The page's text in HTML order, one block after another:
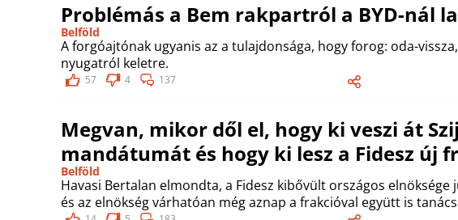
Problémás a Bem rakpartról a BYD-nál
Belföld
A forgóajtónak ugyanis az a tulajdonsága, hogy forog: oda-
nyugatról keletre.
57 4 137
Megvan, mikor dől el, hogy ki veszi át
mandátumát és hogy ki lesz a Fidesz új
Belföld
Havasi Bertalan elmondta, a Fidesz kibővült országos elnöksége
és az elnökség várhatóan még aznap a frakcióval együtt is